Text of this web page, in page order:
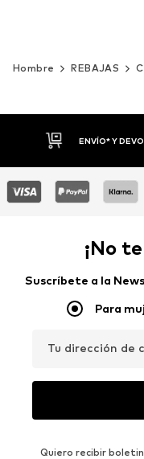
Hombre REBAJAS
¡No
Suscríbete a la
Para
Tu dirección de
Quiero recibir